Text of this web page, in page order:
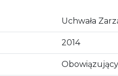
Uchwała
2014
Obowiązujący